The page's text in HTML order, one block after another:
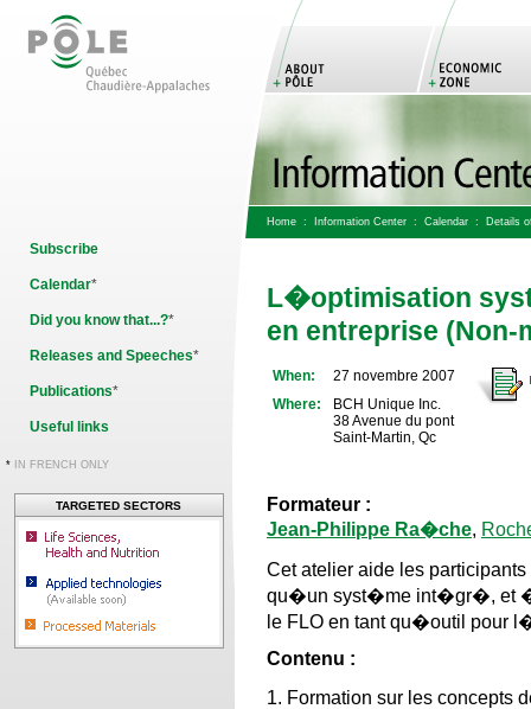
Home : Information Center : Calendar : Details
Subscribe
Calendar*
Did you know that...?*
Releases and Speeches*
Publications*
Useful links
* IN FRENCH ONLY
TARGETED SECTORS
L�optimisation
en entreprise (Non-
When:
27 novembre 2007
Where:
BCH Unique Inc.
38 Avenue du pont
Saint-Martin, Qc
Formateur :
Jean-Philippe Ra�che,
Cet atelier aide les
qu�un syst�me int�gr�, et �
le FLO en tant qu�outil pour
Contenu :
1. Formation sur les concepts